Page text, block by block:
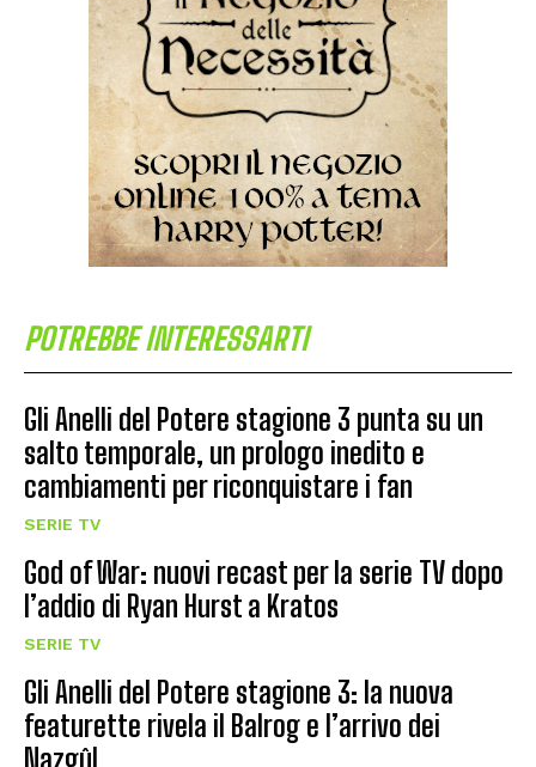
POTREBBE INTERESSARTI
Gli Anelli del Potere stagione 3 punta su un
salto temporale, un prologo inedito e
cambiamenti per riconquistare i fan
SERIE TV
God of War: nuovi recast per la serie TV dopo
l’addio di Ryan Hurst a Kratos
SERIE TV
Gli Anelli del Potere stagione 3: la nuova
featurette rivela il Balrog e l’arrivo dei
Nazgûl